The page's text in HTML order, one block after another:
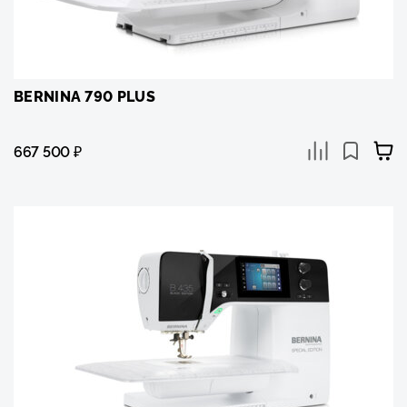
BERNINA 790 PLUS
667 500₽